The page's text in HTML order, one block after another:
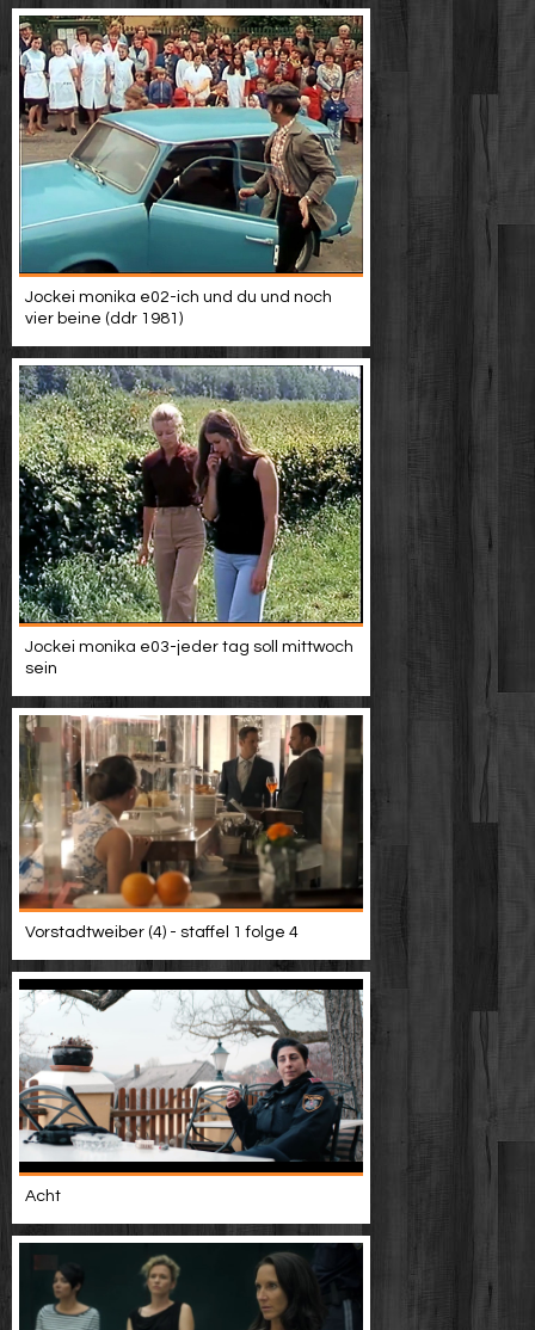
Jockei monika e02-ich und du und noch
vier beine (ddr 1981)
Jockei monika e03-jeder tag soll mittwoch
sein
Vorstadtweiber (4) - staffel 1 folge 4
Acht